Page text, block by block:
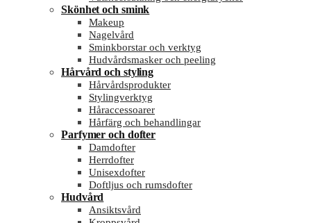
Skönhet och smink
Makeup
Nagelvård
Sminkborstar och verktyg
Hudvårdsmasker och peeling
Hårvård och styling
Hårvårdsprodukter
Stylingverktyg
Håraccessoarer
Hårfärg och behandlingar
Parfymer och dofter
Damdofter
Herrdofter
Unisexdofter
Doftljus och rumsdofter
Hudvård
Ansiktsvård